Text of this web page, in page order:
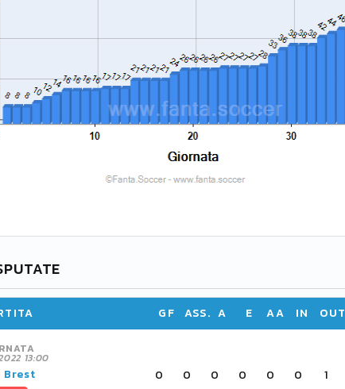
GF ASS. A E AA IN OUT
13:00
Brest 0 0 0 0 0 0 1